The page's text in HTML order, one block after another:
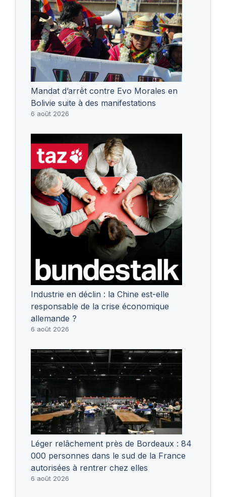
Mandat d’arrêt contre Evo Morales en
Bolivie suite à des manifestations
6 août 2026
Industrie en déclin : la Chine est-elle
responsable de la crise économique
allemande ?
6 août 2026
Léger relâchement près de Bordeaux : 84
000 personnes dans le sud de la France
autorisées à rentrer chez elles
6 août 2026